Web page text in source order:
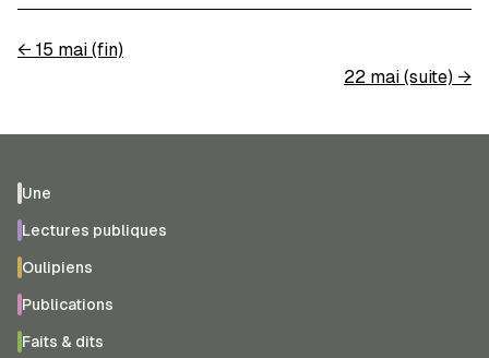
← 15 mai (fin)
22 mai (suite) →
Une
Lectures publiques
Oulipiens
Publications
Faits & dits